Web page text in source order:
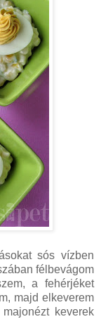
sós vízben
félbevágom
a fehérjéket
majd elkeverem
keverek